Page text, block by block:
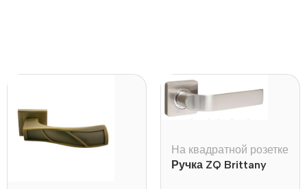
На квадратной розетке
Ручка ZQ Brittany